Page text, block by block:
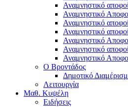
Αναμνηστικό
Αναμνηστικό
Αναμνηστικό
Αναμνηστικό
Αναμνηστικό
Αναμνηστικό
Αναμνηστικό
Ο Βροντάδος
Δημοτικό
Λειτουργία
Μαθ. Κυψέλη
Ειδήσεις